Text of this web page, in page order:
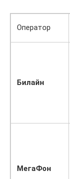
Оператор
Билайн
МегаФон